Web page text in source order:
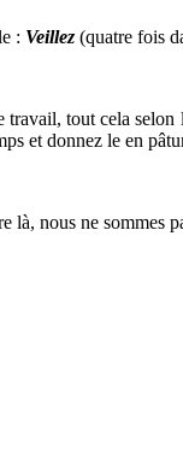
: Veillez (quatre fois
tout cela selon
et donnez le en
là, nous ne